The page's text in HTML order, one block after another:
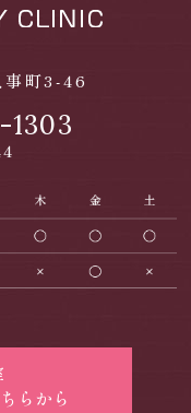
事町3-46
らから